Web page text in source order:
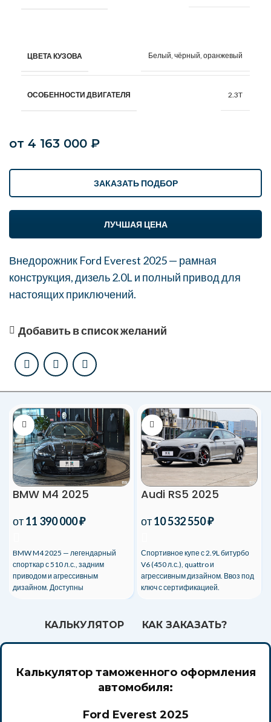
ЦВЕТА КУЗОВА Белый, чёрный, оранжевый
ОСОБЕННОСТИ ДВИГАТЕЛЯ 2.3T
от 4 163 000 ₽
ЛУЧШАЯ ЦЕНА
ЗАКАЗАТЬ ПОДБОР
Внедорожник Ford Everest 2025 — рамная
конструкция, дизель 2.0L и полный привод для
настоящих приключений.
Добавить в список желаний
BMW M4 2025
от11 390 000₽
BMW M4 2025 — легендарный
спорткар с 510 л.с., задним
приводом и агрессивным
дизайном. Доступны
Audi RS5 2025
от10 532 550₽
Спортивное купе с 2.9L битурбо
V6 (450 л.с.), quattro и
агрессивным дизайном. Ввоз под
ключ с сертификацией.
КАЛЬКУЛЯТОР КАК ЗАКАЗАТЬ?
Калькулятор таможенного оформления
автомобиля:
Ford Everest 2025